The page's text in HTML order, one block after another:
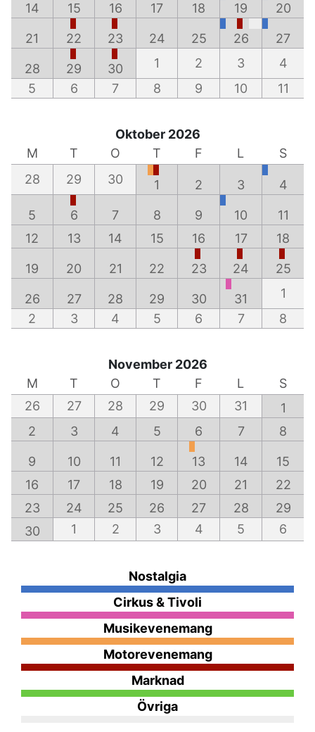
14 15 16 17 18 19 20
21 22 23 24 25 26 27
28 29 30 1 2 3
4
5
6 7 8 9 10 11
Oktober 2026
M
T O T F L
S
28
29 30 1 2 3 4
5 6 7 8 9 10
11
12
13 14 15 16 17 18
19 20 21 22 23 24 25
26 27 28 29 30 31
1
2
3 4 5 6 7 8
November 2026
M
T O T F L
S
26
27 28 29 30 31
1
2
3 4 5 6 7 8
9 10 11 12 13 14
15
16
17 18 19 20 21
22
23
24 25 26 27 28
29
30
1 2 3 4 5 6
Nostalgia
Cirkus & Tivoli
Musikevenemang
Motorevenemang
Marknad
Övriga